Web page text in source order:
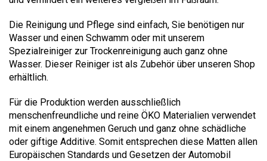
Die Reinigung und Pflege sind einfach, Sie benötigen nur
Wasser und einen Schwamm oder mit unserem
Spezialreiniger zur Trockenreinigung auch ganz ohne
Wasser. Dieser Reiniger ist als Zubehör über unseren Shop
erhältlich.
Für die Produktion werden ausschließlich
menschenfreundliche und reine ÖKO Materialien verwendet
mit einem angenehmen Geruch und ganz ohne schädliche
oder giftige Additive. Somit entsprechen diese Matten allen
Europäischen Standards und Gesetzen der Automobil